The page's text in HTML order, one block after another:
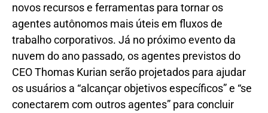
novos recursos e ferramentas para tornar os
agentes autônomos mais úteis em fluxos de
trabalho corporativos. Já no próximo evento da
nuvem do ano passado, os agentes previstos do
CEO Thomas Kurian serão projetados para ajudar
os usuários a “alcançar objetivos específicos” e “se
conectarem com outros agentes” para concluir